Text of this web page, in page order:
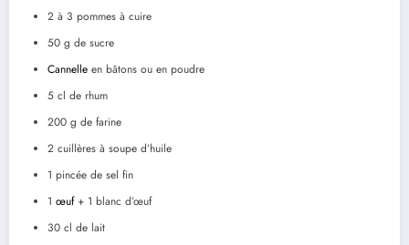
2 à 3 pommes à cuire
50 g de sucre
Cannelle en bâtons ou en poudre
5 cl de rhum
200 g de farine
2 cuillères à soupe d’huile
1 pincée de sel fin
1 œuf+ 1 blanc d’œuf
30 cl de lait